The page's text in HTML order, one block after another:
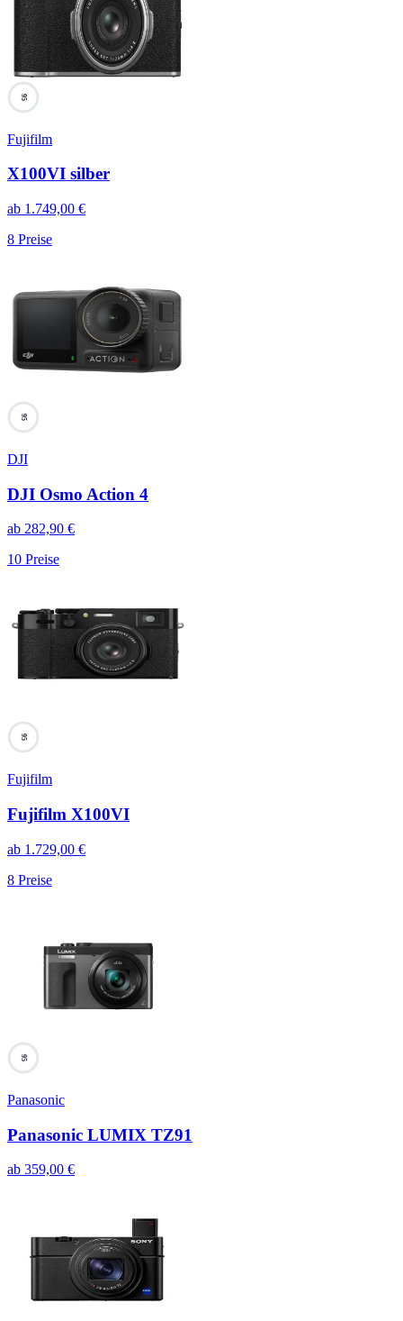
95
Fujifilm
X100VI silber
ab 1.749,00 €
8 Preise
95
DJI
DJI Osmo Action 4
ab 282,90 €
10 Preise
95
Fujifilm
Fujifilm X100VI
ab 1.729,00 €
8 Preise
95
Panasonic
Panasonic LUMIX TZ91
ab 359,00 €